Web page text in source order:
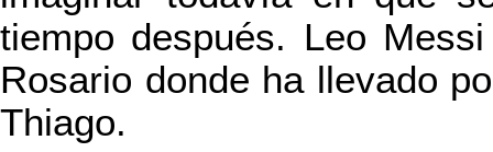
tiempo después. Leo
Rosario donde ha llevado
Thiago.